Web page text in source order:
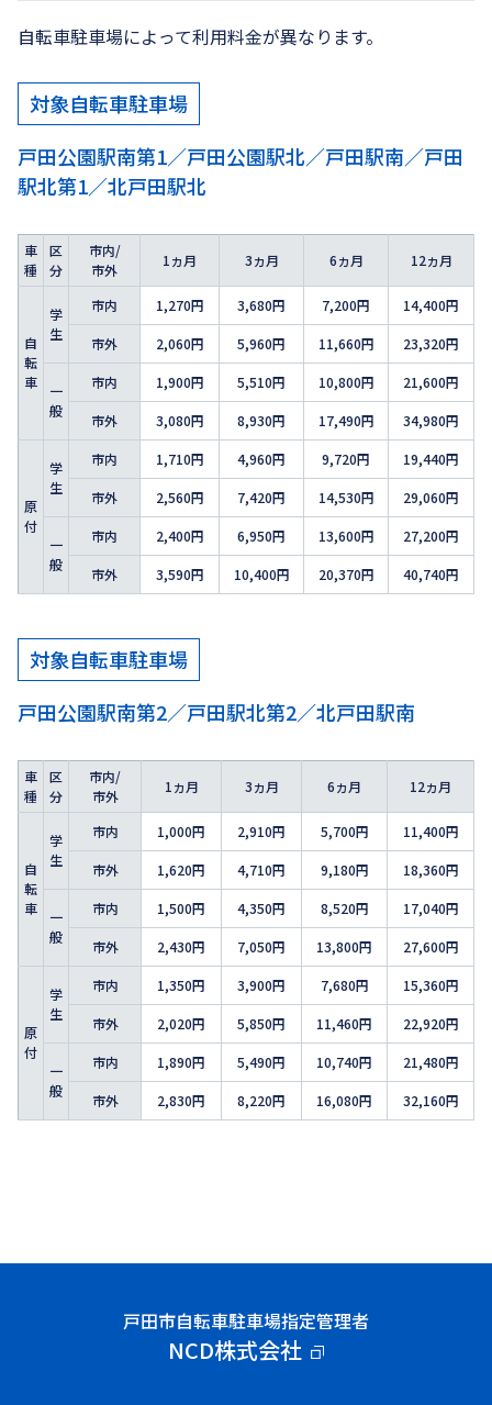
自転車駐車場によって利用料金が異なります。
対象自転車駐車場
戸田公園駅南第1／戸田公園駅北／戸田駅南／戸田
駅北第1／北戸田駅北
車
種
区
分
市内/
市外
1ヵ月 3ヵ月 6ヵ月 12ヵ月
自
転
車
学
生
市内 1,270円 3,680円 7,200円 14,400円
市外 2,060円 5,960円 11,660円 23,320円
一
般
市内 1,900円 5,510円 10,800円 21,600円
市外 3,080円 8,930円 17,490円 34,980円
原
付
学
生
市内 1,710円 4,960円 9,720円 19,440円
市外 2,560円 7,420円 14,530円 29,060円
一
般
市内 2,400円 6,950円 13,600円 27,200円
市外 3,590円 10,400円 20,370円 40,740円
対象自転車駐車場
戸田公園駅南第2／戸田駅北第2／北戸田駅南
車
種
区
分
市内/
市外
1ヵ月 3ヵ月 6ヵ月 12ヵ月
自
転
車
学
生
市内 1,000円 2,910円 5,700円 11,400円
市外 1,620円 4,710円 9,180円 18,360円
一
般
市内 1,500円 4,350円 8,520円 17,040円
市外 2,430円 7,050円 13,800円 27,600円
原
付
学
生
市内 1,350円 3,900円 7,680円 15,360円
市外 2,020円 5,850円 11,460円 22,920円
一
般
市内 1,890円 5,490円 10,740円 21,480円
市外 2,830円 8,220円 16,080円 32,160円
戸田市自転車駐車場指定管理者
NCD株式会社